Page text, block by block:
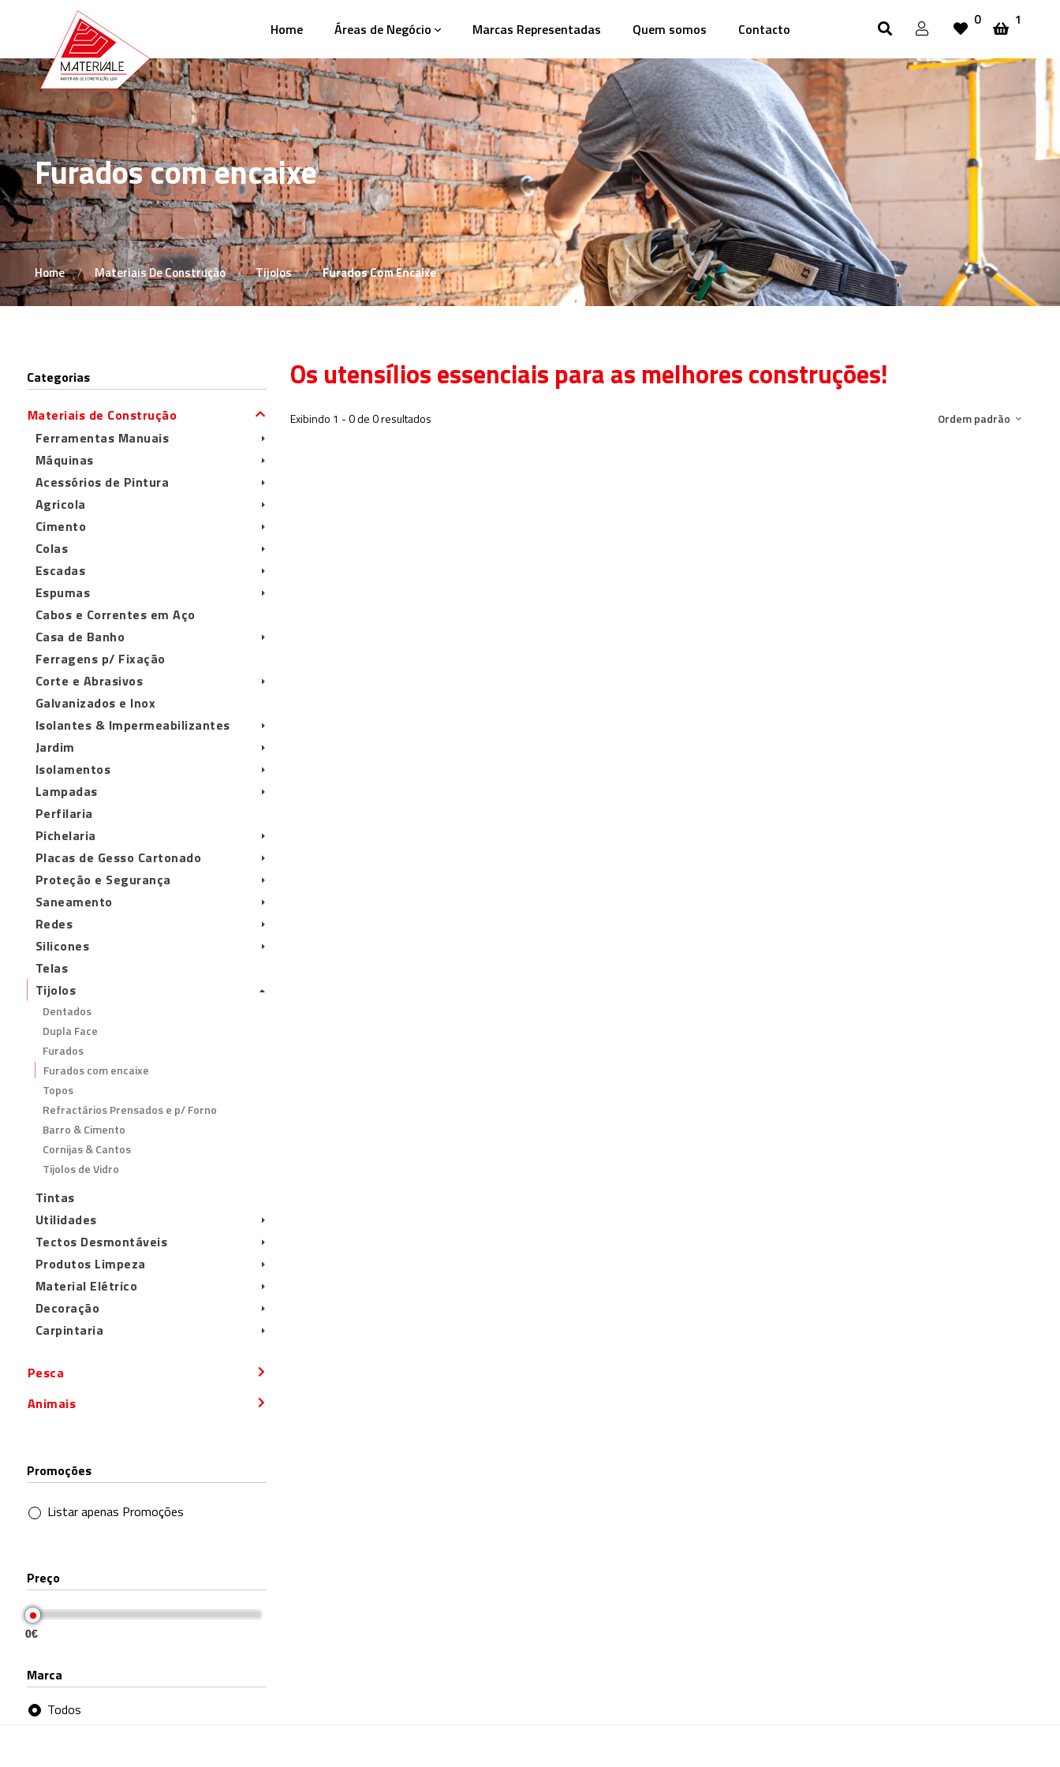
Home Áreas de Negócio Marcas Representadas Quem somos Contacto
0 1
Furados com encaixe
Home Materiais De Construção Tijolos Furados Com Encaixe
Categorias
Materiais de Construção
Ferramentas Manuais
Máquinas
Acessórios de Pintura
Agricola
Cimento
Colas
Escadas
Espumas
Cabos e Correntes em Aço
Casa de Banho
Ferragens p/ Fixação
Corte e Abrasivos
Galvanizados e Inox
Isolantes & Impermeabilizantes
Jardim
Isolamentos
Lampadas
Perfilaria
Pichelaria
Placas de Gesso Cartonado
Proteção e Segurança
Saneamento
Redes
Silicones
Telas
Tijolos
Dentados
Dupla Face
Furados
Furados com encaixe
Topos
Refractários Prensados e p/ Forno
Barro & Cimento
Cornijas & Cantos
Tijolos de Vidro
Tintas
Utilidades
Tectos Desmontáveis
Produtos Limpeza
Material Elétrico
Decoração
Carpintaria
Pesca
Animais
Promoções
Listar apenas Promoções
Preço
0€
0€
Marca
Todos
Os utensílios essenciais para as melhores construções!
Exibindo 1 - 0 de 0 resultados Ordem padrão